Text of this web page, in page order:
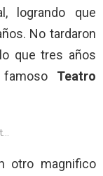
logrando que
No tardaron
que tres años
Teatro
otro magnifico